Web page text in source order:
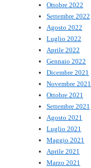
Ottobre 2022
Settembre 2022
Agosto 2022
Luglio 2022
Aprile 2022
Gennaio 2022
Dicembre 2021
Novembre 2021
Ottobre 2021
Settembre 2021
Agosto 2021
Luglio 2021
Maggio 2021
Aprile 2021
Marzo 2021